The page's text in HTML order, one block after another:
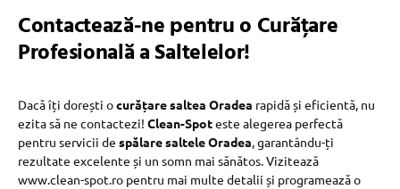
Contactează-ne pentru o Curățare
Profesională a Saltelelor!
Dacă îți dorești ocurățare saltea Oradea rapidă și eficientă, nu
ezita să ne contactezi! Clean-Spoteste alegerea perfectă
pentru servicii de spălare saltele Oradea, garantându-ți
rezultate excelente și un somn mai sănătos. Vizitează
www.clean-spot.ro pentru mai multe detalii și programează o